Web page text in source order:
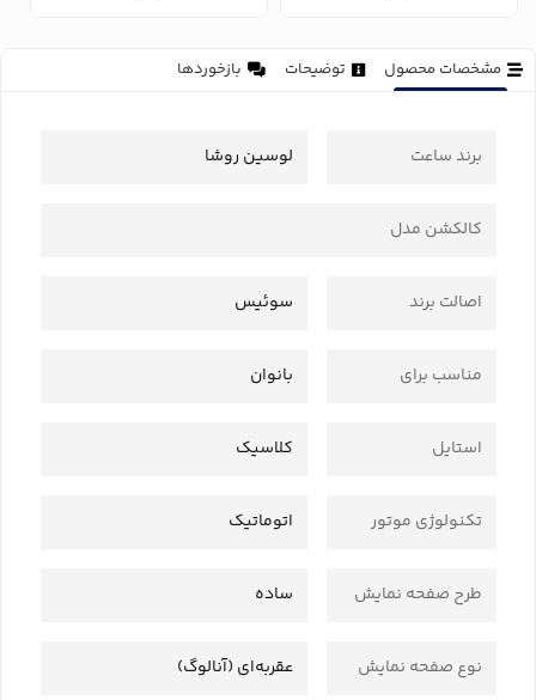
مشخصات محصول توضیحات بازخوردها
برند ساعت لوسین روشا
کالکشن مدل
اصالت برند سوئیس
مناسب برای بانوان
استایل کلاسیک
تکنولوژی موتور اتوماتیک
طرح صفحه نمایش ساده
نوع صفحه نمایش عقربه‌ای (آنالوگ)